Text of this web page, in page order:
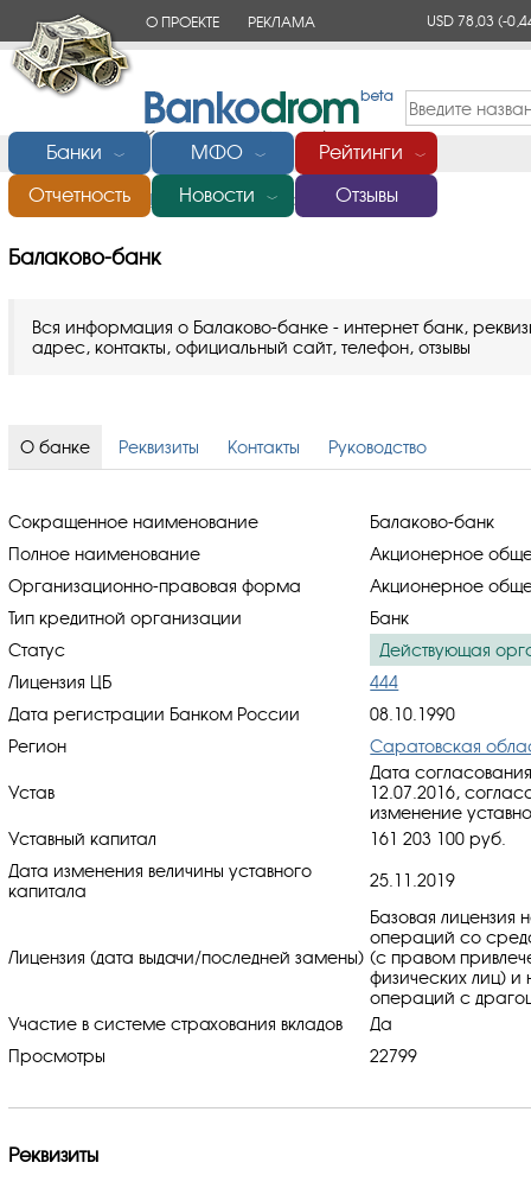
О ПРОЕКТЕ РЕКЛАМА USD 78,03(-
Банки ﹀ МФО ﹀ Рейтинги ﹀
Отчетность Новости ﹀ Отзывы
Главная/Банки России/Балаково-банк
Балаково-банк
Вся информация о Балаково-банке - интернет банк,
адрес, контакты, официальный сайт, телефон, отзывы
О банке Реквизиты Контакты Руководство
Сокращенное наименование
Балаково-банк
Полное наименование
Акционерное
Организационно-правовая форма
Акционерное
Тип кредитной организации
Банк
Статус
Действующая
Лицензия ЦБ
444
Дата регистрации Банком России
08.10.1990
Регион
Саратовская
Устав
Дата
12.07.2016,
изменение
Уставный капитал
161 203 100 руб.
Дата изменения величины уставного
капитала
25.11.2019
Лицензия (дата выдачи/последней замены)
Базовая лицензия
операций со
(с правом
физических лиц) и
операций с
Участие в системе страхования вкладов
Да
Просмотры
22799
Реквизиты